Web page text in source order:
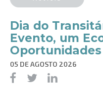
Dia do
Evento, um
Oportunidades
05 DE AGOSTO 2026